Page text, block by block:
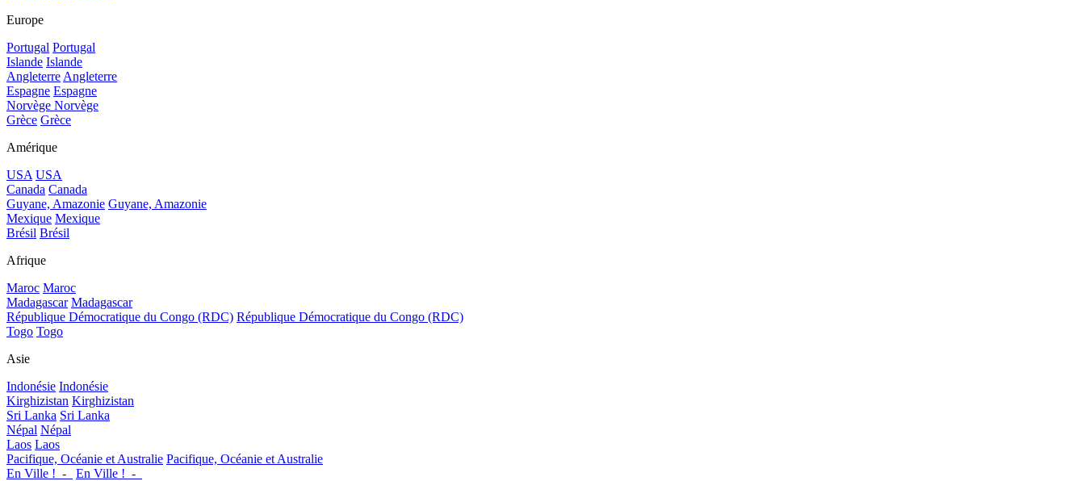
Europe
Portugal Portugal
Islande Islande
Angleterre Angleterre
Espagne Espagne
Norvège Norvège
Grèce Grèce
Amérique
USA USA
Canada Canada
Guyane, Amazonie Guyane, Amazonie
Mexique Mexique
Brésil Brésil
Afrique
Maroc Maroc
Madagascar Madagascar
République Démocratique du Congo (RDC) République Démocratique du Congo (RDC)
Togo Togo
Asie
Indonésie Indonésie
Kirghizistan Kirghizistan
Sri Lanka Sri Lanka
Népal Népal
Laos Laos
Pacifique, Océanie et Australie Pacifique, Océanie et Australie
En Ville !_-_
En Ville !_-_